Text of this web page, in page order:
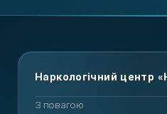
З повагою